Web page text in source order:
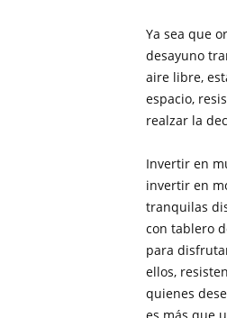
Ya sea que
desayuno
aire libre,
espacio,
realzar la
Invertir en
invertir en
tranquilas
con tablero
para
ellos,
quienes